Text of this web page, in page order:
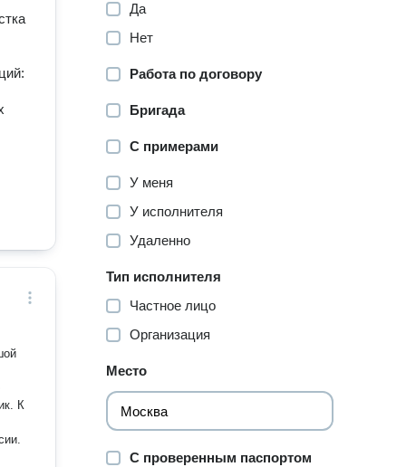
К
Да
Нет
Работа по договору
Бригада
С примерами
У меня
У исполнителя
Удаленно
Тип исполнителя
Частное лицо
Организация
Место
С проверенным паспортом